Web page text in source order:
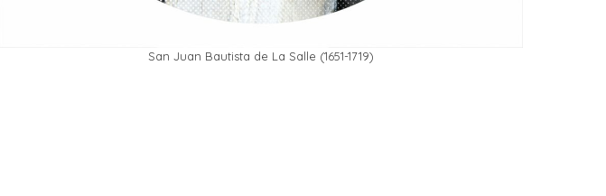
San Juan Bautista de La Salle (1651-1719)